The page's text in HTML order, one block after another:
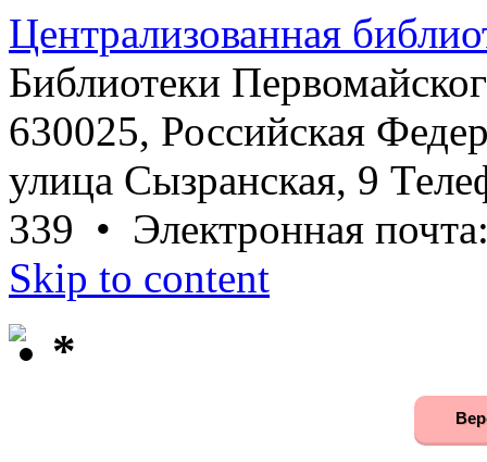
Централизованная
Библиотеки
630025, Российская
улица Сызранская, 9
339 • Электронная
Skip to content
*